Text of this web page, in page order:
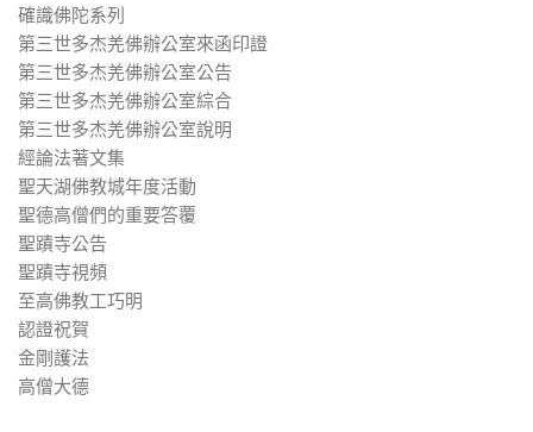
確識佛陀系列
第三世多杰羌佛辦公室來函印證
第三世多杰羌佛辦公室公告
第三世多杰羌佛辦公室綜合
第三世多杰羌佛辦公室說明
經論法著文集
聖天湖佛教城年度活動
聖德高僧們的重要答覆
聖蹟寺公告
聖蹟寺視頻
至高佛教工巧明
認證祝賀
金剛護法
高僧大德